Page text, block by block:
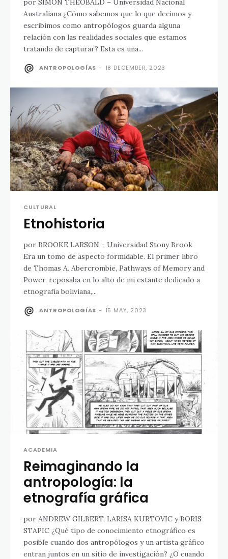
por SIMON THEOBALD – Universidad Nacional
Australiana ¿Cómo sabemos que lo que decimos y
escribimos como antropólogos guarda alguna
relación con las realidades sociales que estamos
tratando de capturar? Esta es una...
ANTROPOLOGÍAS - 18 DECEMBER, 2023
CULTURAL
Etnohistoria
por BROOKE LARSON - Universidad Stony Brook
Era un tomo de aspecto formidable. El primer libro
de Thomas A. Abercrombie, Pathways of Memory and
Power, reposaba en lo alto de mi estante dedicado a
etnografía boliviana,...
ANTROPOLOGÍAS - 15 MAY, 2023
ACADEMIA
Reimaginando la
antropología: la
etnografía gráfica
por ANDREW GILBERT, LARISA KURTOVIC y BORIS
STAPIC ¿Qué tipo de conocimiento etnográfico es
posible cuando dos antropólogos y un artista gráfico
entran juntos en un sitio de investigación? ¿O cuando